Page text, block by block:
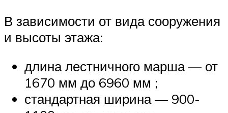
В зависимости от вида сооружения
и высоты этажа:
длина лестничного марша — от
1670 мм до 6960 мм ;
стандартная ширина — 900-